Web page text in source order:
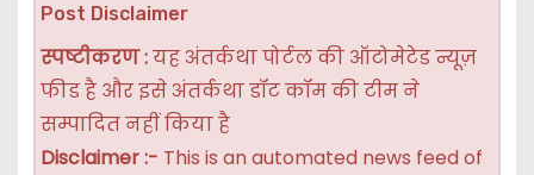
Post Disclaimer
स्पष्टीकरण :यह अंतर्कथा पोर्टल की ऑटोमेटेड न्यूज़
फीड है और इसे अंतर्कथा डॉट कॉम की टीम ने
सम्पादित नहीं किया है
Disclaimer :- This is an automated news feed of